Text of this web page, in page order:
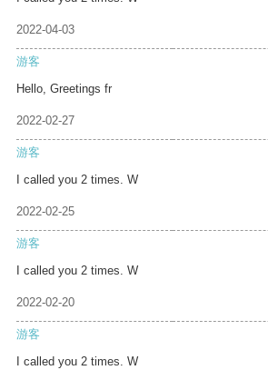
2022-04-03
游客
Hello, Greetings fr
2022-02-27
游客
I called you 2 times. W
2022-02-25
游客
I called you 2 times. W
2022-02-20
游客
I called you 2 times. W